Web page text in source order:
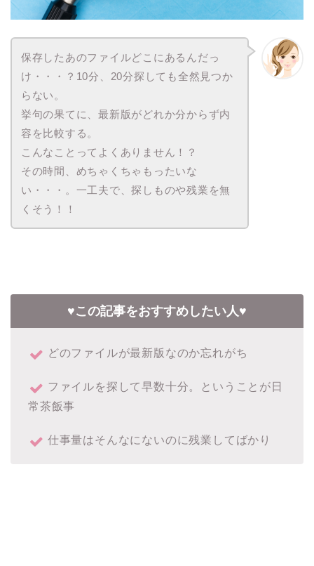
保存したあのファイルどこにあるんだっ
け・・・？10分、20分探しても全然見つか
らない。
挙句の果てに、最新版がどれか分からず内
容を比較する。
こんなことってよくありません！？
その時間、めちゃくちゃもったいな
い・・・。一工夫で、探しものや残業を無
くそう！！
♥この記事をおすすめしたい人♥
どのファイルが最新版なのか忘れがち
ファイルを探して早数十分。ということが日
常茶飯事
仕事量はそんなにないのに残業してばかり